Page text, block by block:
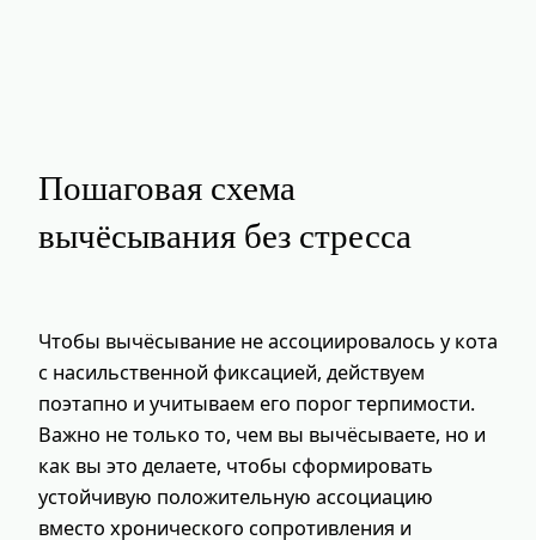
Пошаговая схема
вычёсывания без стресса
Чтобы вычёсывание не ассоциировалось у кота
с насильственной фиксацией, действуем
поэтапно и учитываем его порог терпимости.
Важно не только то, чем вы вычёсываете, но и
как вы это делаете, чтобы сформировать
устойчивую положительную ассоциацию
вместо хронического сопротивления и